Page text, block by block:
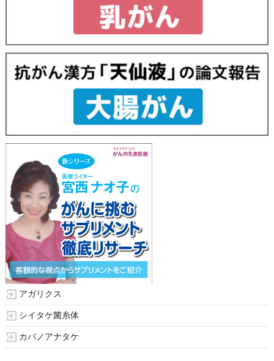
アガリクス
シイタケ菌糸体
カバノアナタケ